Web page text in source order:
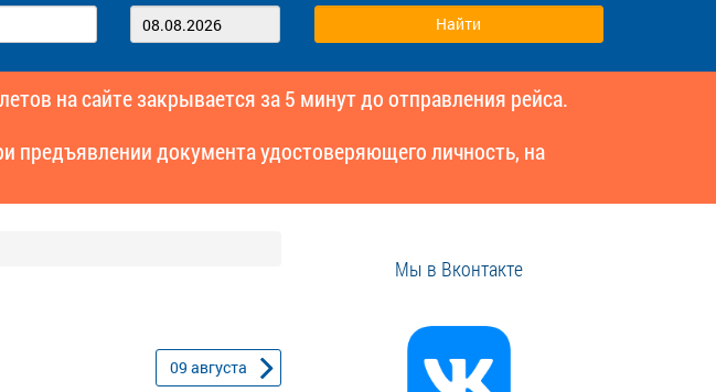
на сайте закрывается за 5 минут до отправления рейса.
предъявлении документа удостоверяющего личность, на
09 августа
Мы в Вконтакте